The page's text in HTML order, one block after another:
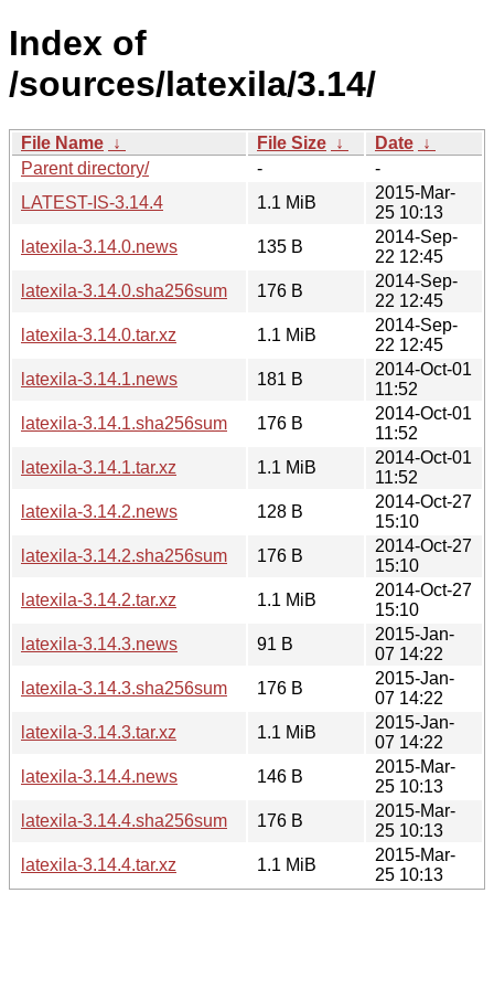
Index of
/sources/latexila/3.14/
File Name ↓ File Size ↓ Date ↓
Parent directory/
-
-
LATEST-IS-3.14.4
1.1 MiB
2015-Mar-
25 10:13
latexila-3.14.0.news
135 B
2014-Sep-
22 12:45
latexila-3.14.0.sha256sum
176 B
2014-Sep-
22 12:45
latexila-3.14.0.tar.xz
1.1 MiB
2014-Sep-
22 12:45
latexila-3.14.1.news
181 B
2014-Oct-01
11:52
latexila-3.14.1.sha256sum
176 B
2014-Oct-01
11:52
latexila-3.14.1.tar.xz
1.1 MiB
2014-Oct-01
11:52
latexila-3.14.2.news
128 B
2014-Oct-27
15:10
latexila-3.14.2.sha256sum
176 B
2014-Oct-27
15:10
latexila-3.14.2.tar.xz
1.1 MiB
2014-Oct-27
15:10
latexila-3.14.3.news
91 B
2015-Jan-
07 14:22
latexila-3.14.3.sha256sum
176 B
2015-Jan-
07 14:22
latexila-3.14.3.tar.xz
1.1 MiB
2015-Jan-
07 14:22
latexila-3.14.4.news
146 B
2015-Mar-
25 10:13
latexila-3.14.4.sha256sum
176 B
2015-Mar-
25 10:13
latexila-3.14.4.tar.xz
1.1 MiB
2015-Mar-
25 10:13